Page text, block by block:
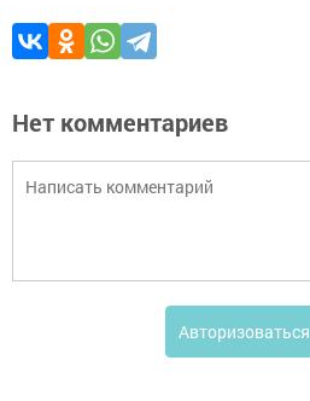
Нет комментариев
Авторизоваться